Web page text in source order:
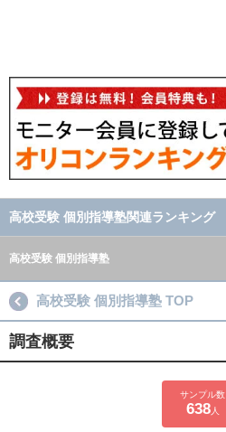
高校受験 個別指導塾関連ランキング
高校受験 個別指導塾
高校受験 個別指導塾 TOP
調査概要
サンプル数
638人